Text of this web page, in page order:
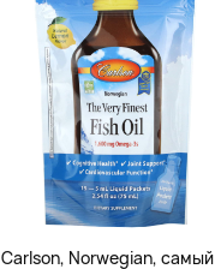
Carlson, Norwegian, самый